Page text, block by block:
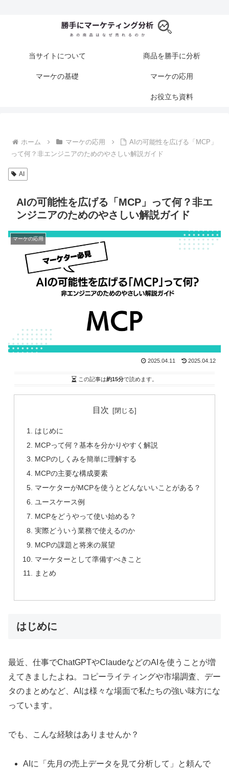
当サイトについて 商品を勝手に分析
マーケの基礎 マーケの応用
お役立ち資料
ホーム マーケの応用
AIの可能性を広げる「MCP」
って何？非エンジニアのためのやさしい解説ガイド
AI
AIの可能性を広げる「MCP」って何？非エ
ンジニアのためのやさしい解説ガイド
マーケの応用
2025.04.11 2025.04.12
この記事は約15分で読めます。
目次
はじめに
MCPって何？基本を分かりやすく解説
MCPのしくみを簡単に理解する
MCPの主要な構成要素
マーケターがMCPを使うとどんないいことがある？
ユースケース例
MCPをどうやって使い始める？
実際どういう業務で使えるのか
MCPの課題と将来の展望
マーケターとして準備すべきこと
まとめ
はじめに
最近、仕事でChatGPTやClaudeなどのAIを使うことが増
えてきましたよね。コピーライティングや市場調査、デー
タのまとめなど、AIは様々な場面で私たちの強い味方にな
っています。
でも、こんな経験はありませんか？
AIに「先月の売上データを見て分析して」と頼んで